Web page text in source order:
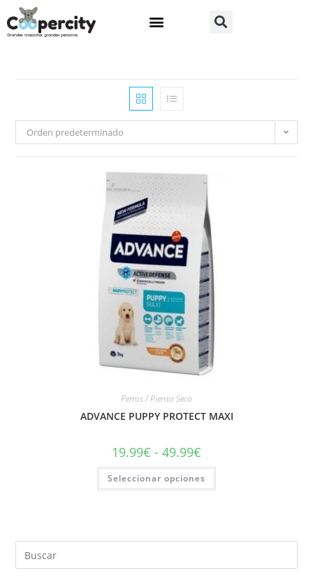
Orden predeterminado
Perros / Pienso Seco
ADVANCE PUPPY PROTECT MAXI
19.99€ - 49.99€
Seleccionar opciones